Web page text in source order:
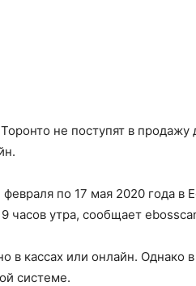
не поступят в продажу
по 17 мая 2020 года в
часов утра, сообщает
в кассах или онлайн. Однако
системе.